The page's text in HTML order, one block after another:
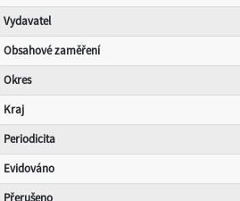
Vydavatel
Obsahové zaměření
Okres
Kraj
Periodicita
Evidováno
Přerušeno